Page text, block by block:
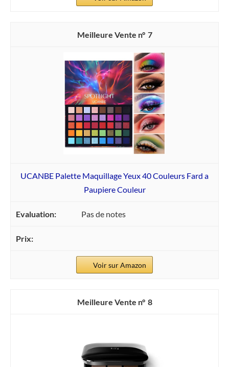
7
UCANBE Palette Maquillage Yeux 40 Couleurs Fard a
Paupiere Couleur
Pas de notes
Voir sur Amazon
8